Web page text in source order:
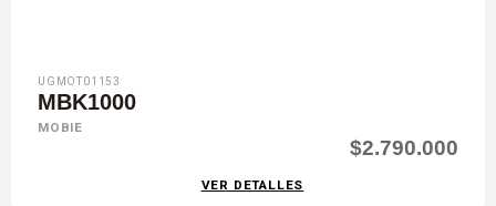
UGMOT01153
MBK1000
MOBIE
$2.790.000
VER DETALLES